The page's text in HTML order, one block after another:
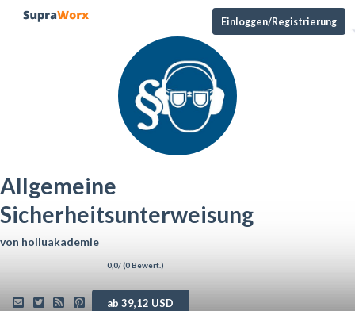
Einloggen/Registrierung
Allgemeine
Sicherheitsunterweisung
von holluakademie
0,0/ (0Bewert.)
ab 39,12 USD